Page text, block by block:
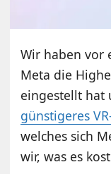
Wir haben vor
Meta die
eingestellt hat
günstigeres
welches sich
wir, was es